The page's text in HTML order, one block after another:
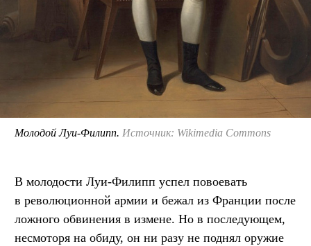
Молодой Луи-Филипп. Источник: Wikimedia Commons
В молодости Луи-Филипп успел повоевать
в революционной армии и бежал из Франции после
ложного обвинения в измене. Но в последующем,
несмоторя на обиду, он ни разу не поднял оружие